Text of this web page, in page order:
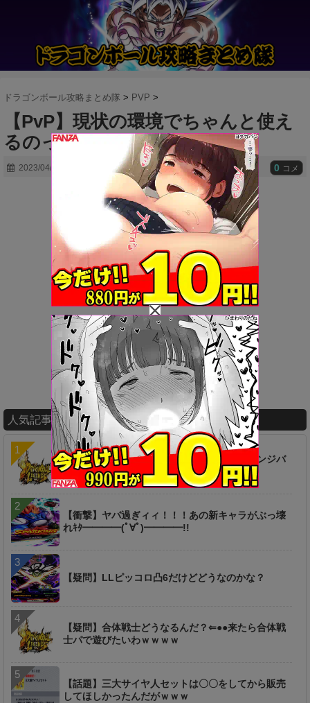
ドラゴンボール攻略まとめ隊 > PVP >
【PvP】現状の環境でちゃんと使え
るのってこれくらいだよな
2023/04/20 0 コメ
人気記事ランキング
【疑問】ずっと放置してたけどセルのチャレンジバ
トルこれクリアできるん？
【衝撃】ヤバ過ぎィィ！！！あの新キャラがぶっ壊
れｷﾀ━━━━(ﾟ∀ﾟ)━━━━!!
【疑問】LLピッコロ凸6だけどどうなのかな？
【疑問】合体戦士どうなるんだ？⇐●●来たら合体戦
士パで遊びたいわｗｗｗｗ
【話題】三大サイヤ人セットは〇〇をしてから販売
してほしかったんだがｗｗｗ